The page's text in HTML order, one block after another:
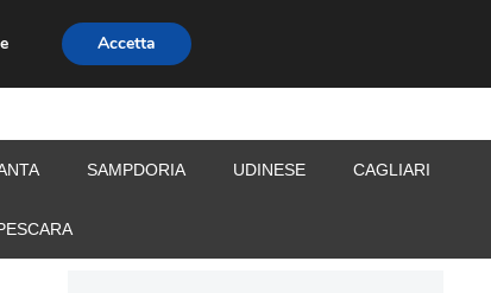
CALCIOMERCATO
SAMPDORIA UDINESE CAGLIARI
Accetta